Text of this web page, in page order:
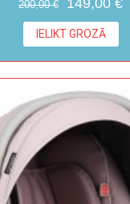
200,00 € 149,00 €
IELIKT GROZĀ